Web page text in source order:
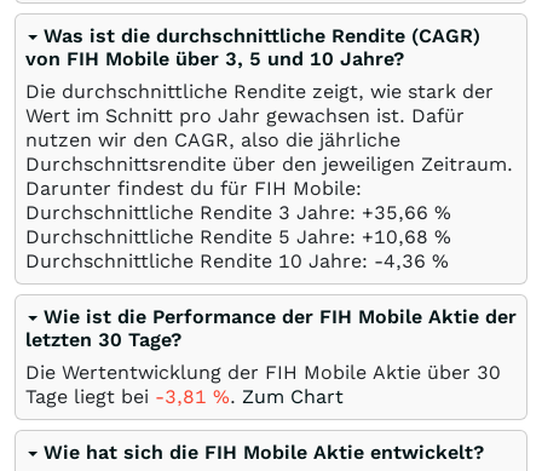
Was ist die durchschnittliche Rendite (CAGR)
von FIH Mobile über 3, 5 und 10 Jahre?
Die durchschnittliche Rendite zeigt, wie stark der
Wert im Schnitt pro Jahr gewachsen ist. Dafür
nutzen wir den CAGR, also die jährliche
Durchschnittsrendite über den jeweiligen Zeitraum.
Darunter findest du für FIH Mobile:
Durchschnittliche Rendite 3 Jahre: +35,66 %
Durchschnittliche Rendite 5 Jahre: +10,68 %
Durchschnittliche Rendite 10 Jahre: -4,36 %
Wie ist die Performance der FIH Mobile Aktie der
letzten 30 Tage?
Die Wertentwicklung der FIH Mobile Aktie über 30
Tage liegt bei -3,81 %. Zum Chart
Wie hat sich die FIH Mobile Aktie entwickelt?